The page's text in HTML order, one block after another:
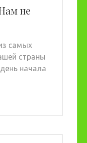
не
самых
страны
начала